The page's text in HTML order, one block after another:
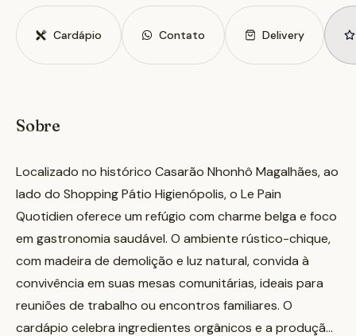
Cardápio Contato Delivery
Sobre
Localizado no histórico Casarão Nhonhô Magalhães, ao
lado do Shopping Pátio Higienópolis, o Le Pain
Quotidien oferece um refúgio com charme belga e foco
em gastronomia saudável. O ambiente rústico-chique,
com madeira de demolição e luz natural, convida à
convivência em suas mesas comunitárias, ideais para
reuniões de trabalho ou encontros familiares. O
cardápio celebra ingredientes orgânicos e a produção